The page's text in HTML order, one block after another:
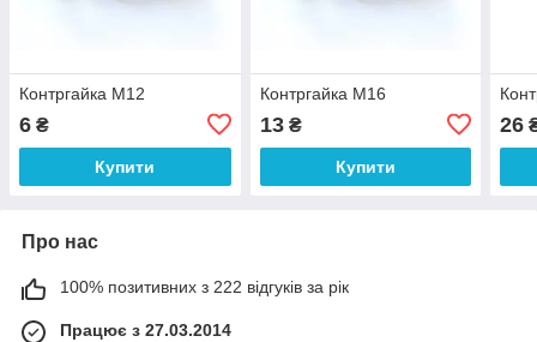
Контргайка М12
6 ₴
Купити
Контргайка М16
13₴
Купити
26
Про нас
100% позитивних з 222 відгуків за рік
Працює з 27.03.2014